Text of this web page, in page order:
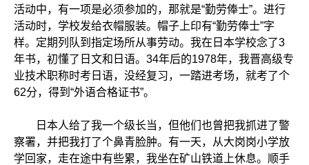
活动中，有一项是必须参加的，那就是“勤劳俸士”。进行
活动时，学校发给衣帽服装。帽子上印有“勤劳俸士”字
样。定期列队到指定场所从事劳动。我在日本学校念了3
年书，初懂了日文和日语。34年后的1978年，我晋高级专
业技术职称时考日语，没经复习，一踏进考场，就考了个
62分，得到“外语合格证书”。
日本人给了我一个级长当，但他们也曾把我抓进了警
察署，并把我打了个鼻青脸肿。有一天，从大岗岗小学放
学回家，走在途中有些累，我坐在矿山铁道上休息。顺手